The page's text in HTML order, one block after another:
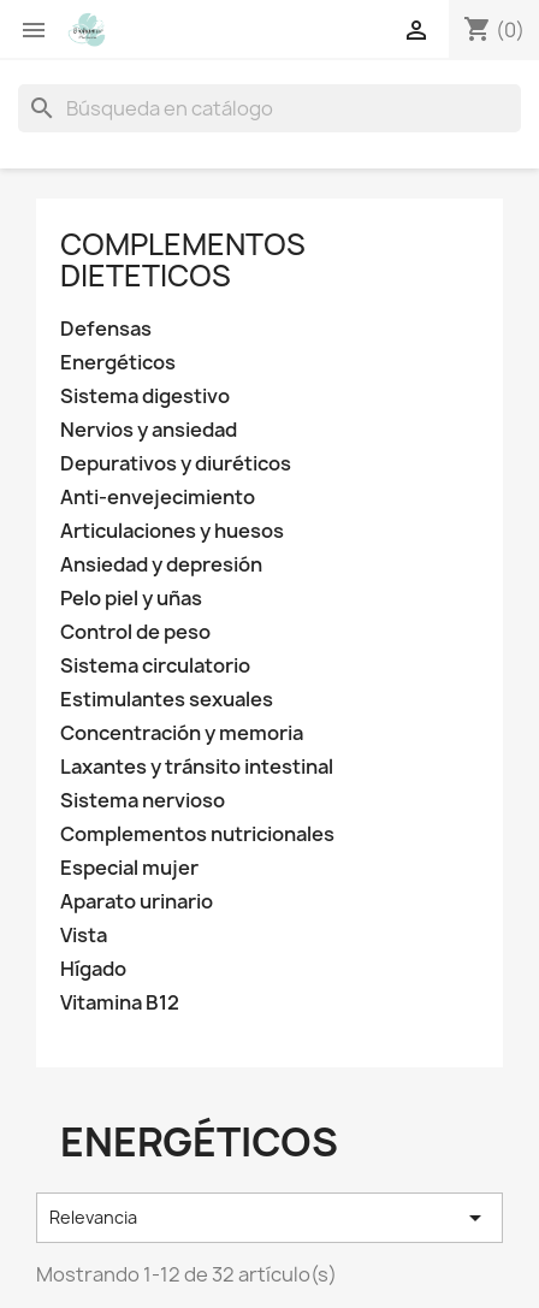
 shopping_cart (0)

search
COMPLEMENTOS
DIETETICOS
Defensas
Energéticos
Sistema digestivo
Nervios y ansiedad
Depurativos y diuréticos
Anti-envejecimiento
Articulaciones y huesos
Ansiedad y depresión
Pelo piel y uñas
Control de peso
Sistema circulatorio
Estimulantes sexuales
Concentración y memoria
Laxantes y tránsito intestinal
Sistema nervioso
Complementos nutricionales
Especial mujer
Aparato urinario
Vista
Hígado
Vitamina B12
ENERGÉTICOS
Relevancia 
Mostrando 1-12 de 32 artículo(s)